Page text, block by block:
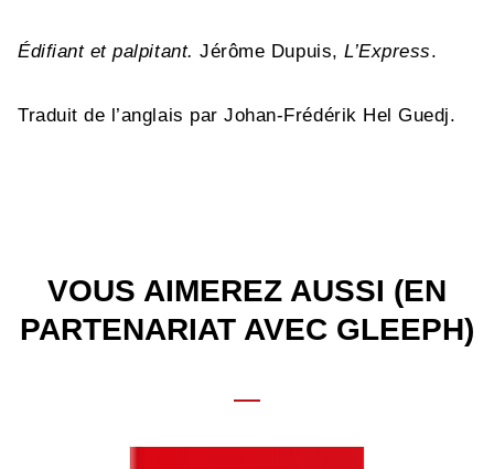
Édifiant et palpitant.Jérôme Dupuis,L’Express.
Traduit de l’anglais par Johan-Frédérik Hel Guedj.
VOUS AIMEREZ AUSSI (EN
PARTENARIAT AVEC GLEEPH)